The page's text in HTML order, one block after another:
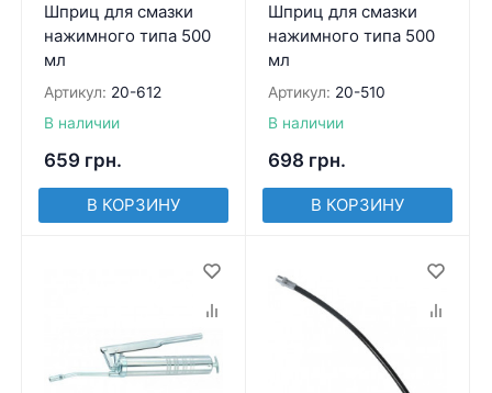
Шприц для смазки
нажимного типа 500
мл
Артикул: 20-612
В наличии
659 грн.
В КОРЗИНУ
Шприц для смазки
нажимного типа 500
мл
Артикул: 20-510
В наличии
698 грн.
В КОРЗИНУ